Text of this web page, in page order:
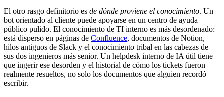
El otro rasgo definitorio es de dónde proviene el conocimiento. Un
bot orientado al cliente puede apoyarse en un centro de ayuda
público pulido. El conocimiento de TI interno es más desordenado:
está disperso en páginas de Confluence, documentos de Notion,
hilos antiguos de Slack y el conocimiento tribal en las cabezas de
sus dos ingenieros más senior. Un helpdesk interno de IA útil tiene
que ingerir ese desorden y el historial de cómo los tickets fueron
realmente resueltos, no solo los documentos que alguien recordó
escribir.